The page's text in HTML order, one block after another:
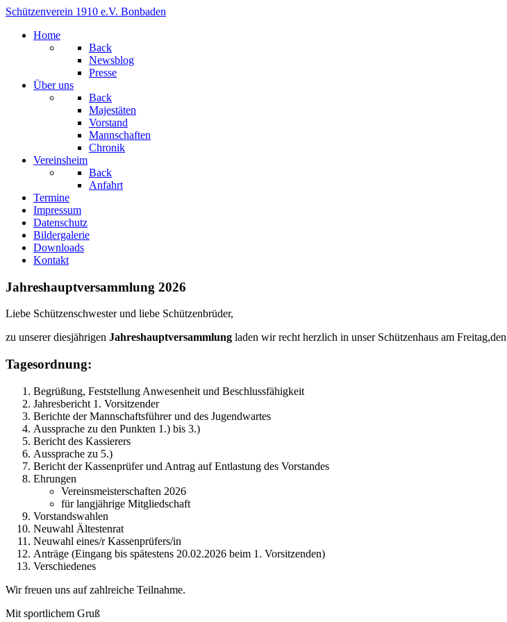
Schützenverein 1910 e.V. Bonbaden
Home
Back
Newsblog
Presse
Über uns
Back
Majestäten
Vorstand
Mannschaften
Chronik
Vereinsheim
Back
Anfahrt
Termine
Impressum
Datenschutz
Bildergalerie
Downloads
Kontakt
Jahreshauptversammlung 2026
Liebe Schützenschwester und liebe Schützenbrüder,
zu unserer diesjährigen Jahreshauptversammlung laden wir recht herzlich in unser Schützenhaus am Freitag,den
Tagesordnung:
Begrüßung, Feststellung Anwesenheit und Beschlussfähigkeit
Jahresbericht 1. Vorsitzender
Berichte der Mannschaftsführer und des Jugendwartes
Aussprache zu den Punkten 1.) bis 3.)
Bericht des Kassierers
Aussprache zu 5.)
Bericht der Kassenprüfer und Antrag auf Entlastung des Vorstandes
Ehrungen
Vereinsmeisterschaften 2026
für langjährige Mitgliedschaft
Vorstandswahlen
Neuwahl Ältestenrat
Neuwahl eines/r Kassenprüfers/in
Anträge (Eingang bis spätestens 20.02.2026 beim 1. Vorsitzenden)
Verschiedenes
Wir freuen uns auf zahlreiche Teilnahme.
Mit sportlichem Gruß